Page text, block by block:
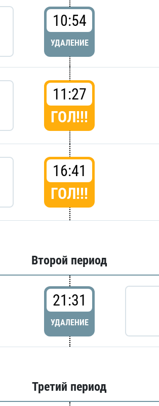
10:54
УДАЛЕНИЕ
11:27
ГОЛ!!!
16:41
ГОЛ!!!
Второй период
21:31
УДАЛЕНИЕ
Третий период